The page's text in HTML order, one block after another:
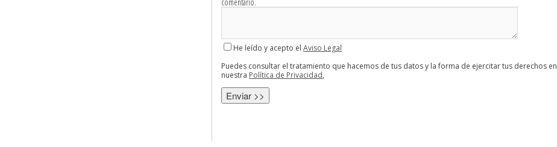
He leído y acepto el Aviso Legal
Puedes consultar el tratamiento que hacemos de tus datos y la forma de ejercitar tus derechos en
nuestra Política de Privacidad,